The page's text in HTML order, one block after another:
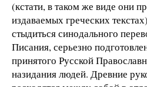
(кстати, в таком же виде они
издаваемых греческих
стыдиться синодального
Писания, серьезно
принятого Русской
назидания людей. Древние